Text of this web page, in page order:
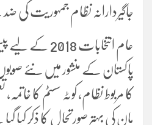
جاگیردارانہ نظام جمہوریت کی
عام انتخابات
پاکستان کے منشور میں نئے صوبوں
کا مربوط نظام، کوٹہ سسٹم کا
مان کی بہتر صورتحال کا ذکر کیا